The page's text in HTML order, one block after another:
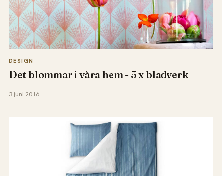
DESIGN
Det blommar i våra hem - 5 x bladverk
3 juni 2016